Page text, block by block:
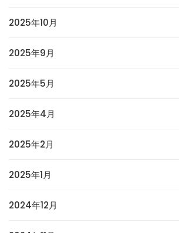
2025年10月
2025年9月
2025年5月
2025年4月
2025年2月
2025年1月
2024年12月